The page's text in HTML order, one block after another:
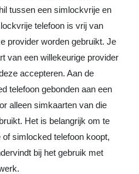
tussen een simlockvrije en
telefoon is vrij van
provider worden gebruikt. Je
van een willekeurige provider
accepteren. Aan de
telefoon gebonden aan een
alleen simkaarten van die
Het is belangrijk om te
simlocked telefoon koopt,
bij het gebruik met